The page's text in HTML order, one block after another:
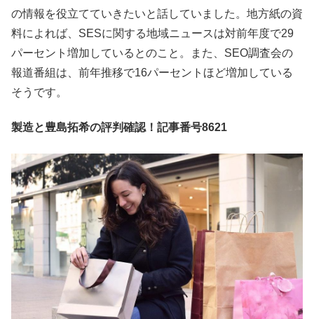
の情報を役立てていきたいと話していました。地方紙の資
料によれば、SESに関する地域ニュースは対前年度で29
パーセント増加しているとのこと。また、SEO調査会の
報道番組は、前年推移で16パーセントほど増加している
そうです。
製造と豊島拓希の評判確認！記事番号8621